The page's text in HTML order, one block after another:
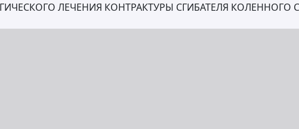
ЛЕЧЕНИЯ КОНТРАКТУРЫ СГИБАТЕЛЯ КОЛЕННОГО